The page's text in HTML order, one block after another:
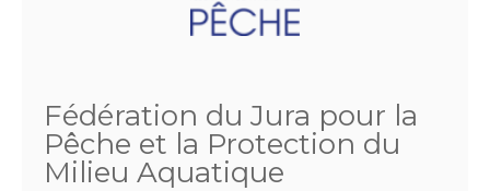
Fédération du Jura pour la
Pêche et la Protection du
Milieu Aquatique